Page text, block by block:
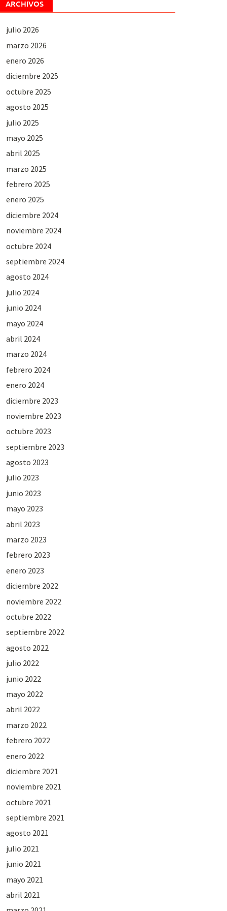
ARCHIVOS
julio 2026
marzo 2026
enero 2026
diciembre 2025
octubre 2025
agosto 2025
julio 2025
mayo 2025
abril 2025
marzo 2025
febrero 2025
enero 2025
diciembre 2024
noviembre 2024
octubre 2024
septiembre 2024
agosto 2024
julio 2024
junio 2024
mayo 2024
abril 2024
marzo 2024
febrero 2024
enero 2024
diciembre 2023
noviembre 2023
octubre 2023
septiembre 2023
agosto 2023
julio 2023
junio 2023
mayo 2023
abril 2023
marzo 2023
febrero 2023
enero 2023
diciembre 2022
noviembre 2022
octubre 2022
septiembre 2022
agosto 2022
julio 2022
junio 2022
mayo 2022
abril 2022
marzo 2022
febrero 2022
enero 2022
diciembre 2021
noviembre 2021
octubre 2021
septiembre 2021
agosto 2021
julio 2021
junio 2021
mayo 2021
abril 2021